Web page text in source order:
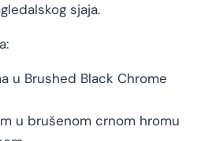
sjaja.
u Brushed Black Chrome
u brušenom crnom hromu